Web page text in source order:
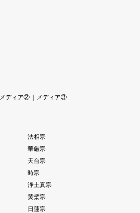
メディア② メディア③
法相宗
華厳宗
天台宗
時宗
浄土真宗
黄檗宗
日蓮宗